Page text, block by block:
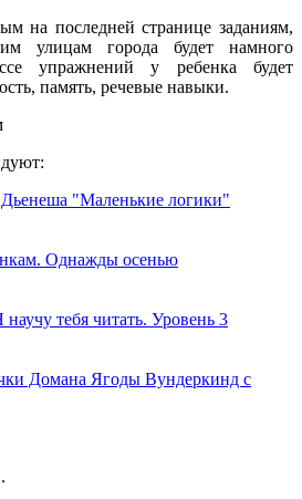
на последней странице заданиям,
улицам города будет намного
упражнений у ребенка будет
память, речевые навыки.
"Маленькие логики"
Однажды осенью
тебя читать. Уровень 3
Домана Ягоды Вундеркинд с